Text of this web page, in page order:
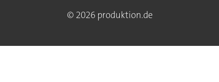
© 2026 produktion.de